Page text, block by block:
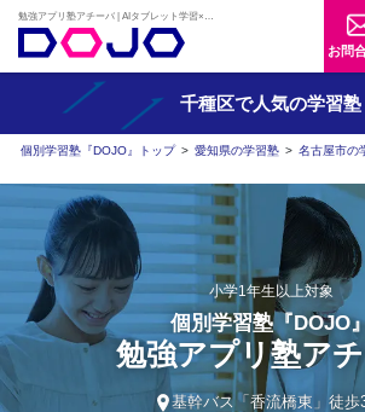
お問
千種区で人気の学習塾
個別学習塾『DOJO』トップ > 愛知県の学習塾 > 名古屋市の
小学1年生以上対象
個別学習塾『DOJO
勉強アプリ塾ア
基幹バス「香流橋東」徒歩